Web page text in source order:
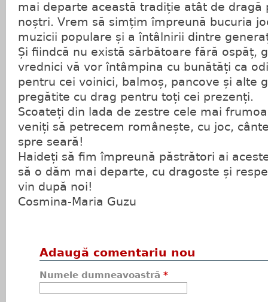
mai departe această tradiție atât de dragă
noștri. Vrem să simțim împreună bucuria
muzicii populare și a întâlnirii dintre
Și fiindcă nu există sărbătoare fără ospăț,
vrednici vă vor întâmpina cu bunătăți ca
pentru cei voinici, balmoș, pancove și alte
pregătite cu drag pentru toți cei prezenți.
Scoateți din lada de zestre cele mai
veniți să petrecem românește, cu joc,
spre seară!
Haideți să fim împreună păstrători ai
să o dăm mai departe, cu dragoste și
vin după noi!
Cosmina-Maria Guzu
Adaugă comentariu nou
Numele dumneavoastră *